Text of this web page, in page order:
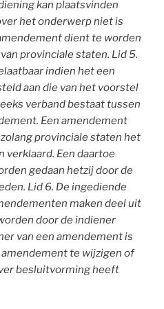
kan plaatsvinden
het onderwerp niet is
dient te worden
provinciale staten. Lid 5.
indien het een
aan die van het voorstel
verband bestaat tussen
Een amendement
provinciale staten het
verklaard. Een daartoe
gedaan hetzij door de
Lid 6. De ingediende
maken deel uit
door de indiener
van een amendement is
te wijzigen of
besluitvorming heeft